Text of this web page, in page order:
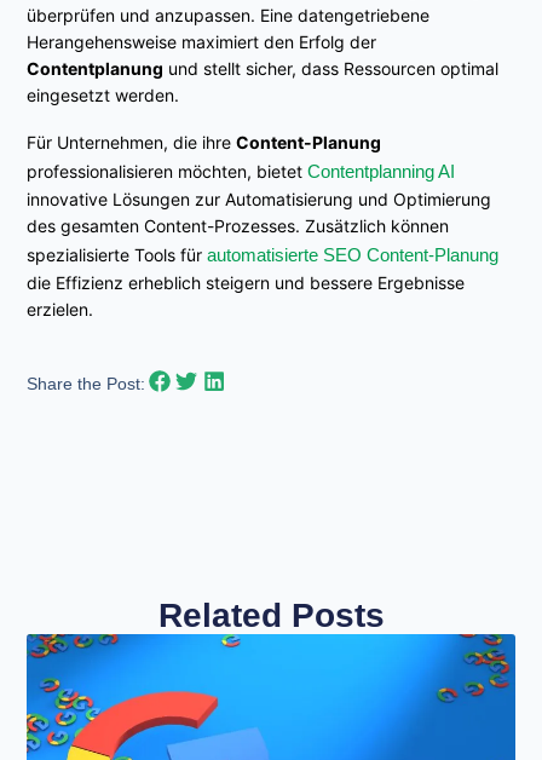
überprüfen und anzupassen. Eine datengetriebene
Herangehensweise maximiert den Erfolg der
Contentplanung und stellt sicher, dass Ressourcen optimal
eingesetzt werden.
Für Unternehmen, die ihreContent-Planung
professionalisieren möchten, bietetContentplanning AI
innovative Lösungen zur Automatisierung und Optimierung
des gesamten Content-Prozesses. Zusätzlich können
spezialisierte Tools fürautomatisierte SEO Content-Planung
die Effizienz erheblich steigern und bessere Ergebnisse
erzielen.
Share the Post:
Related Posts